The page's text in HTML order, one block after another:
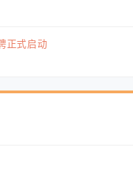
正式启动